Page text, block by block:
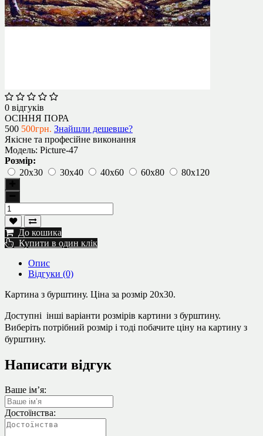
0 відгуків
ОСІННЯ ПОРА
500 500грн. Знайшли дешевше?
Якісне та професійне виконання
Модель: Picture-47
Розмір:
20х30
30х40 40х60 60х80 80х120
До кошика
Купити в один клік
Опис
Відгуки (0)
Картина з бурштину. Ціна за розмір 20х30.
Доступні інші варіанти розмірів картини з бурштину.
Виберіть потрібний розмір і тоді побачите ціну на картину з
бурштину.
Написати відгук
Ваше ім’я:
Достоїнства: